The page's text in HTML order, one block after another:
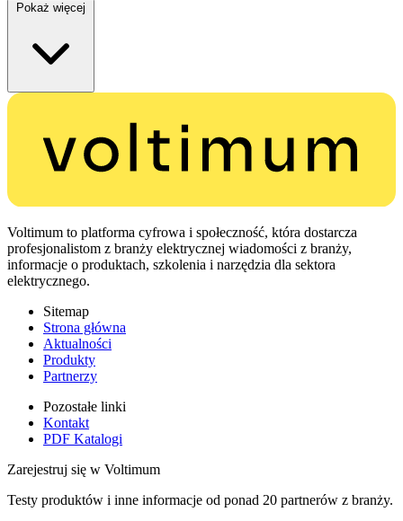
Pokaż więcej
Voltimum to platforma cyfrowa i społeczność, która dostarcza
profesjonalistom z branży elektrycznej wiadomości z branży,
informacje o produktach, szkolenia i narzędzia dla sektora
elektrycznego.
Sitemap
Strona główna
Aktualności
Produkty
Partnerzy
Pozostałe linki
Kontakt
PDF Katalogi
Zarejestruj się w Voltimum
Testy produktów i inne informacje od ponad 20 partnerów z branży.